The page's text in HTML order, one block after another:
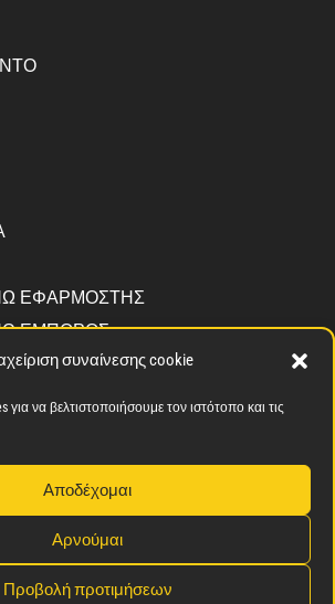
συναίνεσης cookie
να βελτιστοποιήσουμε τον ιστότοπο και τις
Αποδέχομαι
Αρνούμαι
Προβολή προτιμήσεων
ΕΦΑΡΜΟΣΤΗΣ
ΕΜΠΟΡΟΣ
CEMENTEC
ΔΈΣΜΕΥΣΗΣ
ΑΠΟΡΡΗΤΟΥ